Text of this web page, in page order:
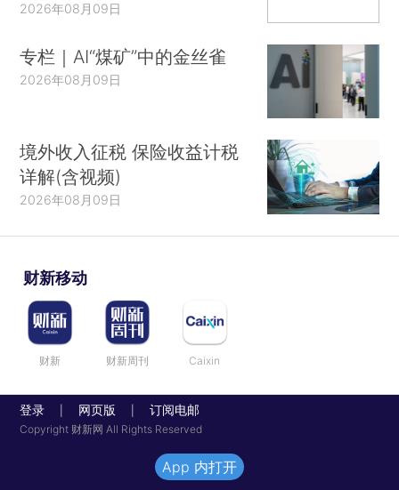
2026年08月09日
专栏｜AI“煤矿”中的金丝雀
2026年08月09日
境外收入征税 保险收益计税
详解(含视频)
2026年08月09日
财新移动
财新 财新周刊 Caixin
登录 网页版 订阅电邮
Copyright 财新网 All Rights Reserved
App 内打开